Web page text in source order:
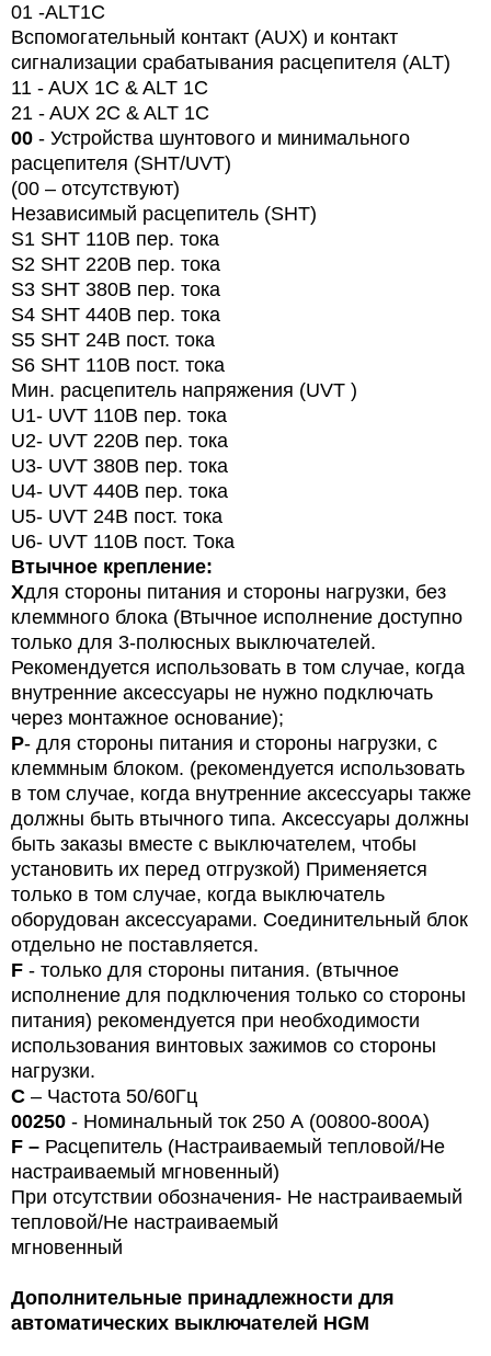
01 -ALT1C
Вспомогательный контакт (AUX) и контакт
сигнализации срабатывания расцепителя (ALT)
11 - AUX 1C & ALT 1C
21 - AUX 2C & ALT 1C
00 - Устройства шунтового и минимального
расцепителя (SHT/UVT)
(00 – отсутствуют)
Независимый расцепитель (SHT)
S1 SHT 110В пер. тока
S2 SHT 220В пер. тока
S3 SHT 380В пер. тока
S4 SHT 440В пер. тока
S5 SHT 24В пост. тока
S6 SHT 110В пост. тока
Мин. расцепитель напряжения (UVT )
U1- UVT 110В пер. тока
U2- UVT 220В пер. тока
U3- UVT 380В пер. тока
U4- UVT 440В пер. тока
U5- UVT 24В пост. тока
U6- UVT 110В пост. Тока
Втычное крепление:
Xдля стороны питания и стороны нагрузки, без
клеммного блока (Втычное исполнение доступно
только для 3-полюсных выключателей.
Рекомендуется использовать в том случае, когда
внутренние аксессуары не нужно подключать
через монтажное основание);
P- для стороны питания и стороны нагрузки, с
клеммным блоком. (рекомендуется использовать
в том случае, когда внутренние аксессуары также
должны быть втычного типа. Аксессуары должны
быть заказы вместе с выключателем, чтобы
установить их перед отгрузкой) Применяется
только в том случае, когда выключатель
оборудован аксессуарами. Соединительный блок
отдельно не поставляется.
F - только для стороны питания. (втычное
исполнение для подключения только со стороны
питания) рекомендуется при необходимости
использования винтовых зажимов со стороны
нагрузки.
С – Частота 50/60Гц
00250 - Номинальный ток 250 А (00800-800A)
F – Расцепитель (Настраиваемый тепловой/Не
настраиваемый мгновенный)
При отсутствии обозначения- Не настраиваемый
тепловой/Не настраиваемый
мгновенный
Дополнительные принадлежности для
автоматических выключателей HGM